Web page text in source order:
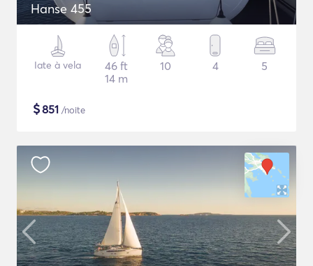
Hanse 455
Iate à vela
46 ft
14 m
10 4 5
$851 /noite